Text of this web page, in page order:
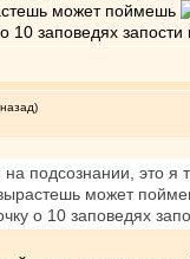
может поймешь
10 заповедях запости
подсознании, это я
может
о 10 заповедях